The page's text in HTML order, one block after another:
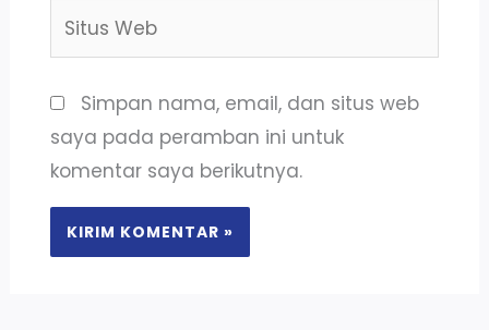
Situs
Simpan nama, email, dan situs web
saya pada peramban ini untuk
komentar saya berikutnya.